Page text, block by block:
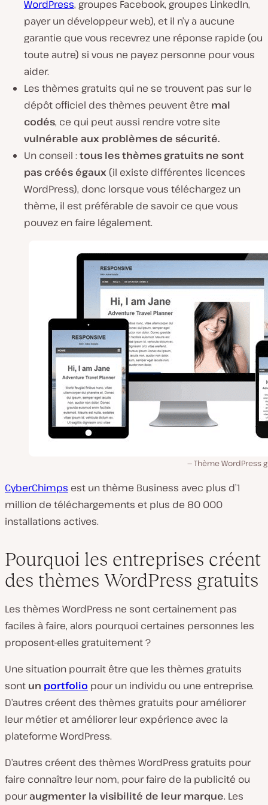
WordPress, groupes Facebook, groupes LinkedIn,
payer un développeur web), et il n’y a aucune
garantie que vous recevrez une réponse rapide (ou
toute autre) si vous ne payez personne pour vous
aider.
Les thèmes gratuits qui ne se trouvent pas sur le
dépôt officiel des thèmes peuvent être mal
codés, ce qui peut aussi rendre votre site
vulnérable aux problèmes de sécurité.
Un conseil : tous les thèmes gratuits ne sont
pas créés égaux (il existe différentes licences
WordPress), donc lorsque vous téléchargez un
thème, il est préférable de savoir ce que vous
pouvez en faire légalement.
Thème WordPress
CyberChimps est un thème Business avec plus d’1
million de téléchargements et plus de 80 000
installations actives.
Pourquoi les entreprises créent
des thèmes WordPress gratuits
Les thèmes WordPress ne sont certainement pas
faciles à faire, alors pourquoi certaines personnes les
proposent-elles gratuitement ?
Une situation pourrait être que les thèmes gratuits
sont un portfolio pour un individu ou une entreprise.
D’autres créent des thèmes gratuits pour améliorer
leur métier et améliorer leur expérience avec la
plateforme WordPress.
D’autres créent des thèmes WordPress gratuits pour
faire connaître leur nom, pour faire de la publicité ou
pouraugmenter la visibilité de leur marque. Les